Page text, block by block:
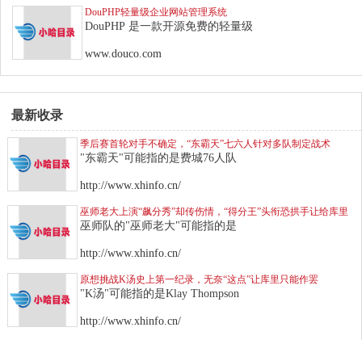
DouPHP轻量级企业网站管理系统
DouPHP 是一款开源免费的轻量级
www.douco.com
最新收录
季后赛首轮对手不确定，“东霸天”七六人针对多队制定战术
"东霸天"可能指的是费城76人队
http://www.xhinfo.cn/
巫师老大上演“飙分秀”却传伤情，“得分王”头衔恐拱手让给库里
巫师队的"巫师老大"可能指的是
http://www.xhinfo.cn/
原想挑战K汤史上第一纪录，无奈“这点”让库里只能作罢
"K汤"可能指的是Klay Thompson
http://www.xhinfo.cn/